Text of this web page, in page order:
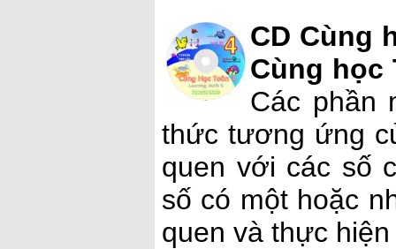
CD Cùng
Cùng học
Các phần
thức tương ứng
quen với các số
số có một hoặc
quen và thực